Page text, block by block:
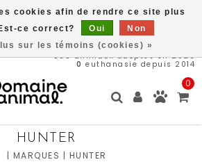
566animaux adoptés en 2026
0 euthanasie depuis 2014
0
HUNTER
| MARQUES | HUNTER
cookies afin de rendre ce site plus
ce correct?
Oui
Non
sur les témoins (cookies) »
est remit directement au refuge du
ACHETEZ ICI, SAUVEZ DES VIES